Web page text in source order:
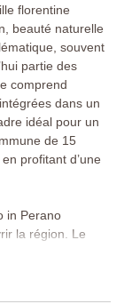
florentine
beauté naturelle
souvent
partie des
comprend
dans un
idéal pour un
de 15
profitant d’une
in Perano
la région. Le
la famille